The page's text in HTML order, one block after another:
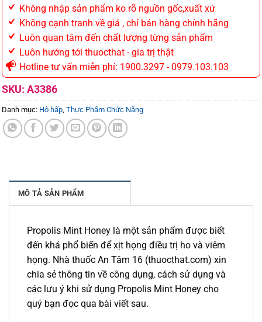
Không nhập sản phẩm ko rõ nguồn gốc,xuất xứ
Không cạnh tranh về giá , chỉ bán hàng chính hãng
Luôn quan tâm đến chất lượng từng sản phẩm
Luôn hướng tới thuocthat - gia trị thật
Hotline tư vấn miễn phí: 1900.3297 - 0979.103.103
SKU: A3386
Danh mục: Hô hấp Thực Phẩm Chức Năng
MÔ TẢ SẢN PHẨM
Propolis Mint Honey là một sản phẩm được biết
đến khá phổ biến để xịt họng điều trị ho và viêm
họng. Nhà thuốc An Tâm 16 (thuocthat.com) xin
chia sẻ thông tin về công dụng, cách sử dụng và
các lưu ý khi sử dụng Propolis Mint Honey cho
quý bạn đọc qua bài viết sau.